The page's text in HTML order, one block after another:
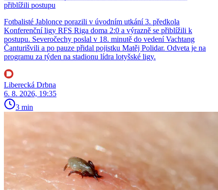
přiblížili postupu
Fotbalisté Jablonce porazili v úvodním utkání 3. předkola
Konferenční ligy RFS Riga doma 2:0 a výrazně se přiblížili k
postupu. Severočechy poslal v 18. minutě do vedení Vachtang
Čanturišvili a po pauze přidal pojistku Matěj Polidar. Odveta je na
programu za týden na stadionu lídra lotyšské ligy.
Liberecká Drbna
6. 8. 2026, 19:35
3 min